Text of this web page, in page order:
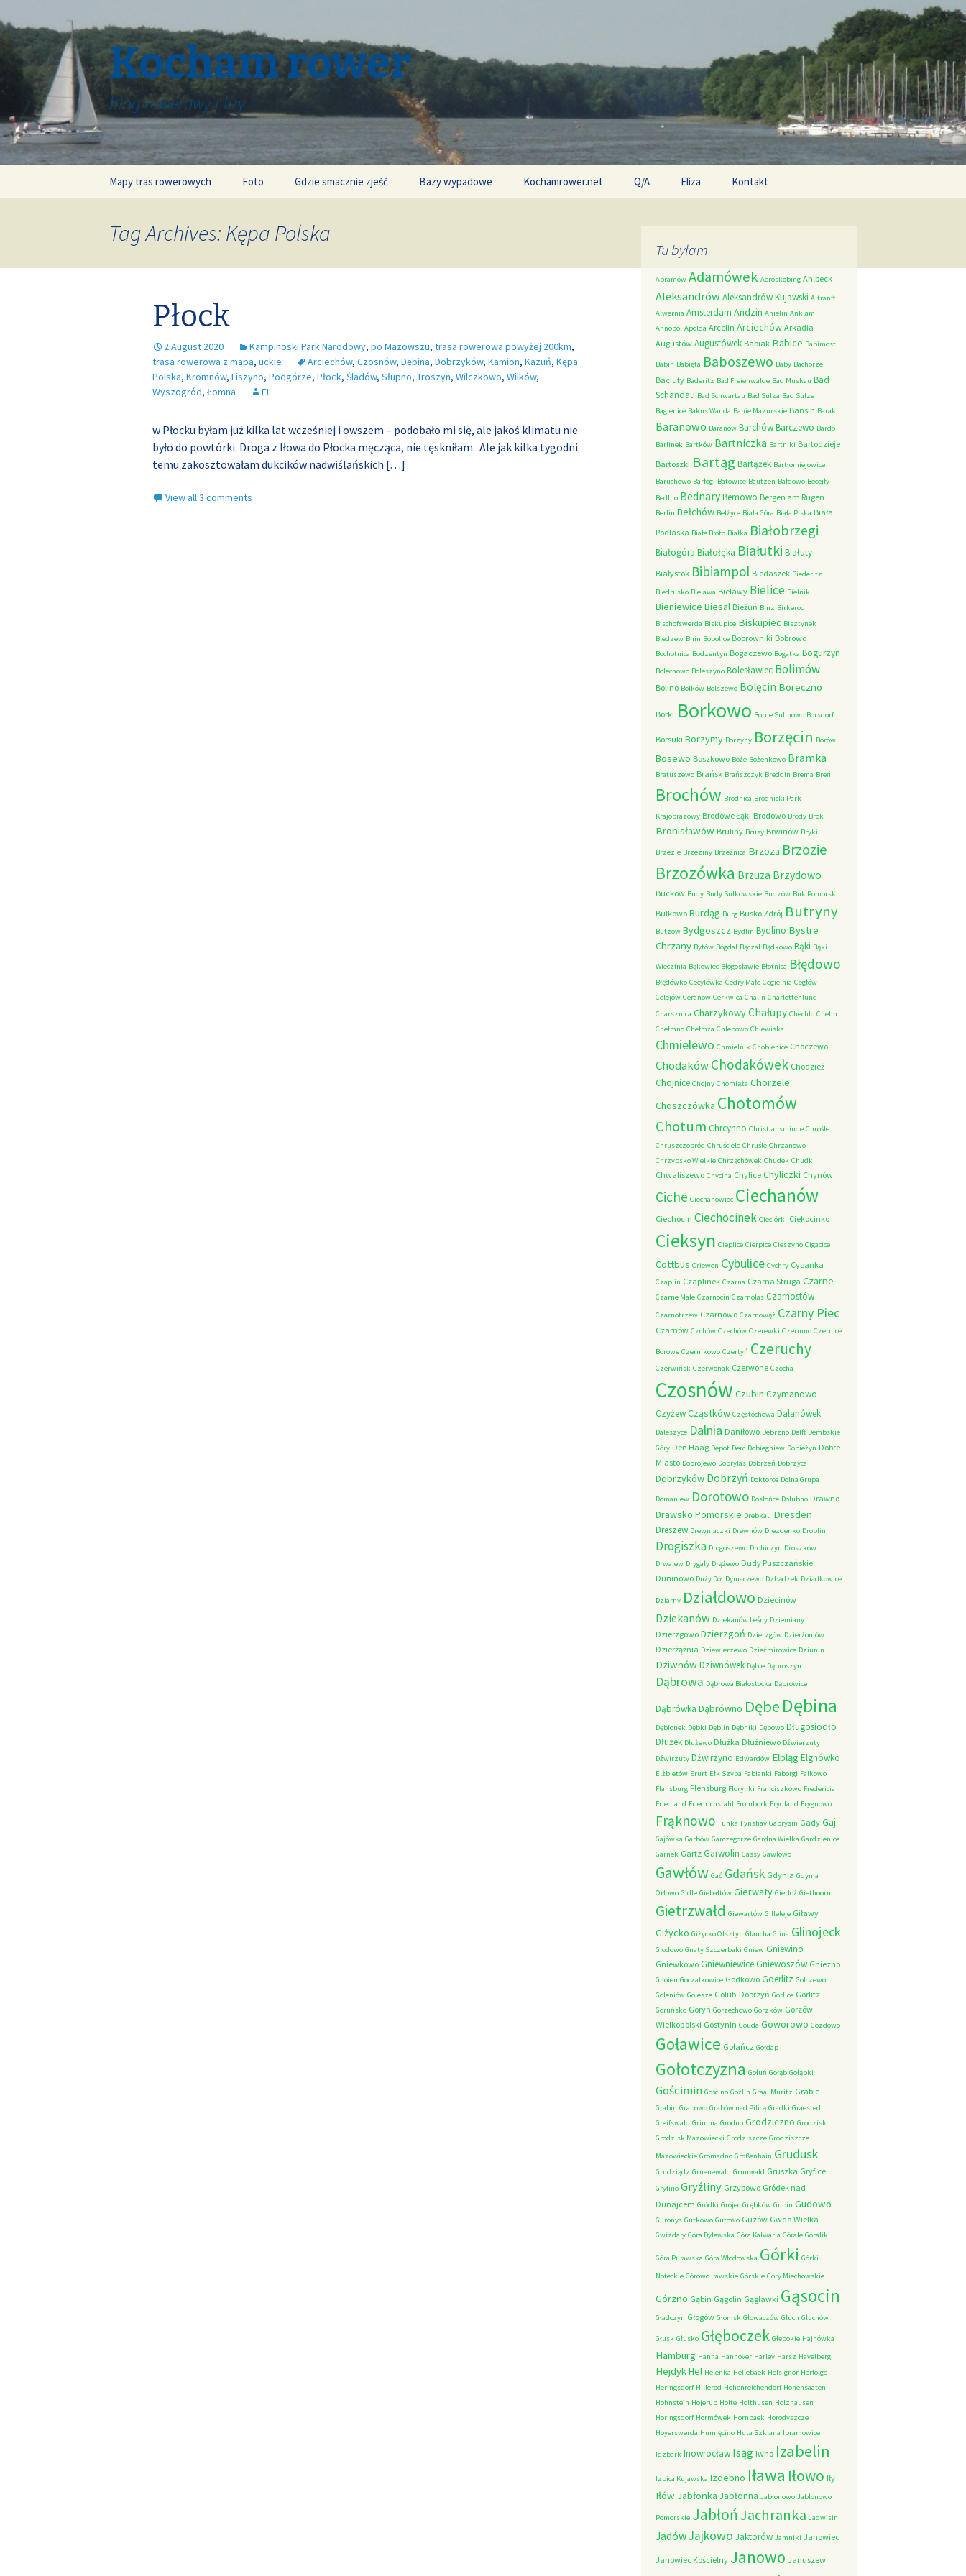
Kocham rower
blog rowerowy Elizy
Mapy tras rowerowych Foto Gdzie smacznie zjeść Bazy wypadowe Kochamrower.net Q/A Eliza Kontakt
Tag Archives: Kępa Polska
Płock
2 August 2020 Kampinoski Park Narodowy, po Mazowszu, trasa rowerowa powyżej 200km,
trasa rowerowa z mapą, uckie Arciechów, Czosnów, Dębina, Dobrzyków, Kamion, Kazuń, Kępa
Polska, Kromnów, Liszyno, Podgórze, Płock, Śladów, Słupno, Troszyn, Wilczkowo, Wilków,
Wyszogród, Łomna EL
w Płocku byłam już kilka lat wcześniej i owszem – podobało mi się, ale jakoś klimatu nie
było do powtórki. Droga z Iłowa do Płocka męcząca, nie tęskniłam. Ale jak kilka tygodni
temu zakosztowałam dukcików nadwiślańskich […]
View all 3 comments
Tu byłam
Abramów Adamówek Aeroskobing Ahlbeck
AleksandrówAleksandrów Kujawski Altranft
Alwernia Amsterdam Andzin Anielin Anklam
Annopol Apolda Arcelin Arciechów Arkadia
Augustów Augustówek Babiak Babice Babimost
Babin Babięta Baboszewo Baby Bachorze
Baciuty Baderitz Bad Freienwalde Bad Muskau Bad
Schandau Bad Schwartau Bad Sulza Bad Sulze
Bagienice Bakus Wanda Banie Mazurskie Bansin Baraki
Baranowo Baranów BarchówBarczewo Bardo
Barlinek Bartków Bartniczka Bartniki Bartodzieje
Bartoszki Bartąg Bartążek Bartłomiejowice
Baruchowo Barłogi Batowice Bautzen Bałdowo Becejły
Bedlno BednaryBemowo Bergen am Rugen
Berlin Bełchów Bełżyce Biała Góra Biała Piska Biała
Podlaska Białe Błoto Białka Białobrzegi
Białogóra Białołęka Białutki Białuty
Białystok Bibiampol Biedaszek Biederitz
Biedrusko Bielawa Bielawy Bielice Bielnik
Bieniewice Biesal Bieżuń Binz Birkerod
Bischofswerda Biskupice Biskupiec Bisztynek
Bledzew Bnin Bobolice Bobrowniki Bobrowo
Bochotnica Bodzentyn Bogaczewo Bogatka Bogurzyn
Bolechowo Boleszyno Bolesławiec Bolimów
Bolino Bolków Bolszewo Bolęcin Boreczno
Borki Borkowo Borne Sulinowo Borsdorf
Borsuki Borzymy Borzyny Borzęcin Borów
Bosewo Boszkowo Boże Bożenkowo Bramka
Bratuszewo Brańsk Brańszczyk Breddin Brema Breń
Brochów Brodnica Brodnicki Park
Krajobrazowy Brodowe Łąki Brodowo Brody Brok
Bronisławów Bruliny Brusy Brwinów Bryki
Brzezie Brzeziny Brzeźnica Brzoza Brzozie
Brzozówka Brzuza Brzydowo
Buckow Budy Budy Sulkowskie Budzów Buk Pomorski
Bulkowo Burdąg Burg Busko Zdrój Butryny
Butzow Bydgoszcz Bydlin Bydlino Bystre
Chrzany Bytów Bógdał Bączal Bądkowo Bąki Bąki
Wieczfnia Bąkowiec Błogosławie Błotnica Błędowo
Błędówko Cecylówka Cedry Małe Cegielnia Cegłów
Celejów Ceranów Cerkwica Chalin Charlottenlund
Charsznica CharzykowyChałupy Chechło Chełm
Chełmno Chełmża Chlebowo Chlewiska
Chmielewo Chmielnik Chobienice Choczewo
ChodakówChodakówek Chodzież
Chojnice Chojny Chomiąża Chorzele
Choszczówka Chotomów
Chotum Chrcynno Christiansminde Chrośle
Chruszczobród Chruściele Chruśle Chrzanowo
Chrzypsko Wielkie Chrząchówek Chudek Chudki
Chwaliszewo Chycina Chylice Chyliczki Chynów
Ciche Ciechanowiec Ciechanów
Ciechocin Ciechocinek Cieciórki Ciekocinko
Cieksyn Cieplice Cierpice Cieszyno Cigacice
Cottbus Criewen Cybulice Cychry Cyganka
Czaplin Czaplinek Czarna Czarna Struga Czarne
Czarne Małe Czarnocin Czarnolas Czarnostów
Czarnotrzew Czarnowo Czarnowąż Czarny Piec
Czarnów Czchów Czechów Czerewki Czermno Czernice
Borowe Czernikowo Czertyń Czeruchy
Czerwińsk Czerwonak Czerwone Czocha
Czosnów Czubin Czymanowo
CzyżewCząstków Częstochowa Dalanówek
Daleszyce Dalnia Daniłowo Debrzno Delft Dembskie
Góry Den Haag Depot Derc Dobiegniew Dobieżyn Dobre
Miasto Dobrojewo Dobrylas Dobrzeń Dobrzyca
Dobrzyków Dobrzyń Doktorce Dolna Grupa
Domaniew Dorotowo Dosłońce Dołubno Drawno
Drawsko Pomorskie Drebkau Dresden
Dreszew Drewniaczki Drewnów Drezdenko Droblin
Drogiszka Drogoszewo Drohiczyn Droszków
Drwalew Drygały Drążewo Dudy Puszczańskie
Duninowo Duży Dół Dymaczewo Dzbądzek Dziadkowice
Dziarny Działdowo Dziecinów
Dziekanów Dziekanów Leśny Dziemiany
Dzierzgowo Dzierzgoń Dzierzgów Dzierżoniów
Dzierżążnia Dziewierzewo Dziećmirowice Dziunin
DziwnówDziwnówek Dąbie Dąbroszyn
Dąbrowa Dąbrowa Białostocka Dąbrowice
Dąbrówka Dąbrówno Dębe Dębina
Dębionek Dębki Dęblin Dębniki Dębowo Długosiodło
Dłużek Dłużewo Dłużka Dłużniewo Dźwierzuty
Dźwirzuty Dźwirzyno Edwardów Elbląg Elgnówko
Elżbietów Erurt Ełk Szyba Fabianki Faborgi Falkowo
Flansburg Flensburg Florynki Franciszkowo Fredericia
Friedland Friedrichstahl Frombork Frydland Frygnowo
Frąknowo Funka Fynshav Gabrysin Gady Gaj
Gajówka Garbów Garczegorze Gardna Wielka Gardzienice
Garnek Gartz Garwolin Gassy Gawłowo
Gawłów Gać Gdańsk Gdynia Gdynia
Orłowo Gidle Giebałtów Gierwaty Gierłoż Giethoorn
Gietrzwałd Giewartów Gilleleje Giławy
Giżycko Giżycko Olsztyn Glaucha Glina Glinojeck
Glodowo Gnaty Szczerbaki Gniew Gniewino
Gniewkowo GniewniewiceGniewoszów Gniezno
Gnoien Goczałkowice Godkowo Goerlitz Golczewo
Goleniów Golesze Golub-Dobrzyń Gorlice Gorlitz
Goruńsko Goryń Gorzechowo Gorzków Gorzów
Wielkopolski Gostynin Gouda Goworowo Gozdowo
Goławice Gołańcz Gołdap
Gołotczyzna Gołuń Gołąb Gołąbki
Gościmin Gościno Goźlin Graal Muritz Grabie
Grabin Grabowo Grabów nad Pilicą Gradki Graested
Greifswald Grimma Grodno Grodziczno Grodzisk
Grodzisk Mazowiecki Grodziszcze Grodziszcze
Mazowieckie Gromadno Großenhain Grudusk
Grudziądz Gruenewald Grunwald Gruszka Gryfice
Gryfino Gryźliny Grzybowo Gródek nad
Dunajcem Gródki Grójec Grębków Gubin Gudowo
Guronys Gutkowo Gutowo Guzów Gwda Wielka
Gwizdały Góra Dylewska Góra Kalwaria Górale Góraliki
Góra Puławska Góra Włodowska Górki Górki
Noteckie Górowo Iławskie Górskie Góry Miechowskie
Górzno Gąbin Gągolin Gągławki Gąsocin
Gładczyn Głogów Głomsk Głowaczów Głuch Głuchów
Głusk Głusko Głęboczek Głębokie Hajnówka
Hamburg Hanna Hannover Harlev Harsz Havelberg
HejdykHel Helenka Hellebaek Helsignor Herfolge
Heringsdorf Hillerod Hohenreichendorf Hohensaaten
Hohnstein Hojerup Holte Holthusen Holzhausen
Horingsdorf Hormówek Hornbaek Horodyszcze
Hoyerswerda Humięcino Huta Szklana Ibramowice
Idzbark Inowrocław Isąg Iwno Izabelin
Izbica Kujawska Izdebno Iława Iłowo Iły
Iłów Jabłonka Jabłonna Jabłonowo Jabłonowo
Pomorskie JabłońJachranka Jadwisin
JadówJajkowo Jaktorów Jamniki Janowiec
Janowiec Kościelny Janowo Januszew